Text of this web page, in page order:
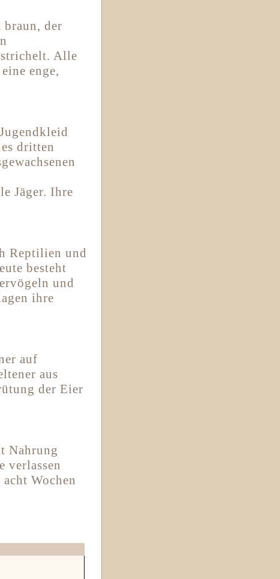
der
Alle
enge,
dritten
Jäger. Ihre
Reptilien und
besteht
und
ihre
auf
aus
der Eier
Nahrung
verlassen
Wochen